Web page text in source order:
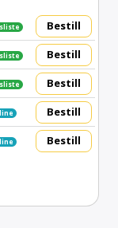
Bestill
Bestill
Bestill
Bestill
Bestill